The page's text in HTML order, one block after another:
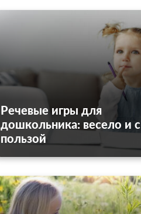
Речевые игры для
дошкольника: весело и с
пользой